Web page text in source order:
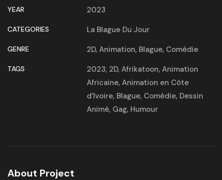
YEAR 2023
CATEGORIES La Blague Du Jour
GENRE 2D, Animation, Blague, Comédie
TAGS 2023, 2D, Afrikatoon, Animation
Africaine, Animation en Côte
d'Ivoire, Blague, Comédie, Dessin
Animé, Gag, Humour
About Project